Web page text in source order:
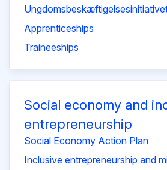
Apprenticeships
Traineeships
Social economy and
entrepreneurship
Social Economy Action Plan
Inclusive entrepreneurship and